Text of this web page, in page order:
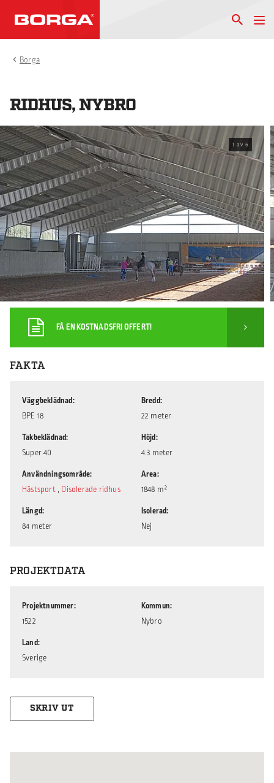
Borga
RIDHUS, NYBRO
1 av 6
FÅ EN KOSTNADSFRI OFFERT!
FAKTA
Väggbeklädnad
BPE 18
Takbeklädnad
Super 40
Användningsområde
Hästsport , Oisolerade ridhus
Längd
84 meter
Bredd
22 meter
Höjd
4.3 meter
Area
1848 m²
Isolerad
Nej
PROJEKTDATA
Projektnummer
1522
Land
Sverige
Kommun
Nybro
SKRIV UT